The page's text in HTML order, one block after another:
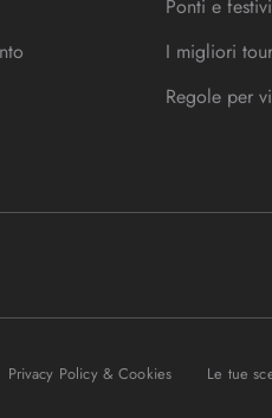
Ponti e
I migliori tour
Regole per
Privacy Policy & Cookies Le tue